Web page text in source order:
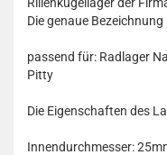
Die genaue
passend für: Radlager
Pitty
Die Eigenschaften des
Innendurchmesser: